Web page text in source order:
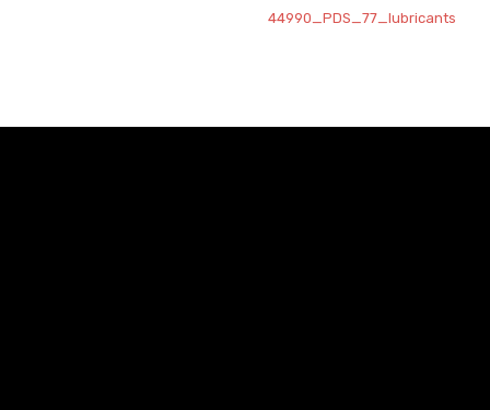
44990_PDS_77_lubricants